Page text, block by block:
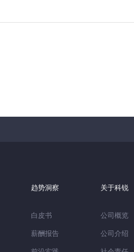
趋势洞察
白皮书
薪酬报告
关于科锐
公司概览
公司介绍